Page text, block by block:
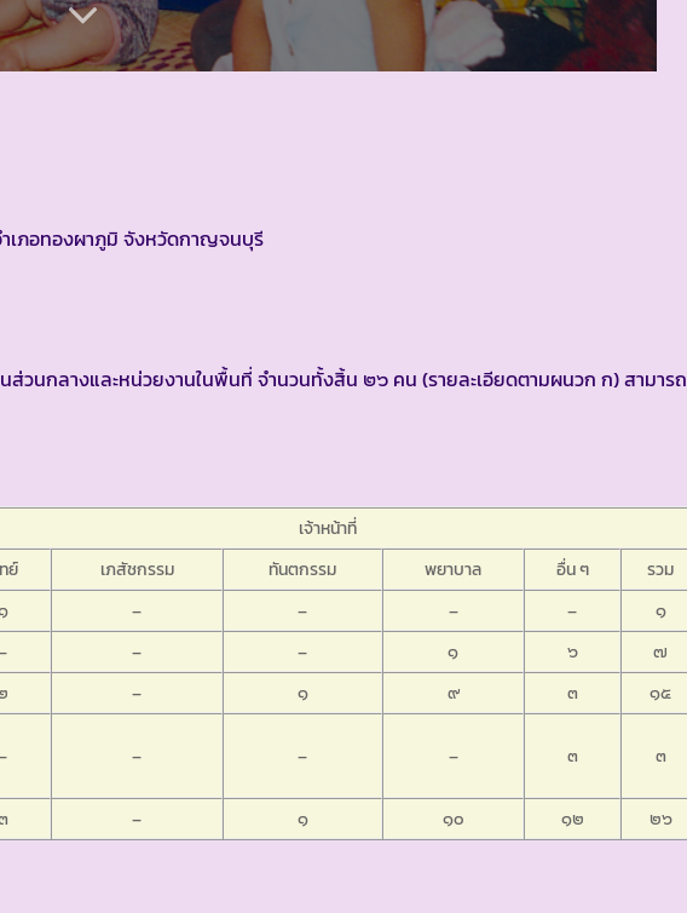
ำเภอทองผาภูมิ จังหวัดกาญจนบุรี
วนกลางและหน่วยงานในพื้นที่ จำนวนทั้งสิ้น ๒๖ คน (รายละเอียดตามผนวก ก) สามารถ
เจ้าหน้าที่
ย์
เภสัชกรรม ทันตกรรม พยาบาล อื่น ๆ
รวม
– – – –
๑
– – ๑ ๖
๗
– ๑ ๙ ๓
๑๕
– – – ๓ ๓
– ๑ ๑๐ ๑๒ ๒๖